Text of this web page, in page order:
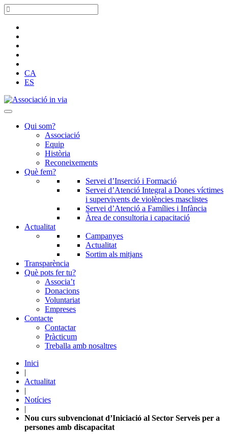
CA
ES
Qui som?
Associació
Equip
Història
Reconeixements
Què fem?
Servei d’Inserció i Formació
Servei d’Atenció Integral a Dones víctimes
i supervivents de violències masclistes
Servei d’Atenció a Famílies i Infància
Àrea de consultoria i capacitació
Actualitat
Campanyes
Actualitat
Sortim als mitjans
Transparència
Què pots fer tu?
Associa’t
Donacions
Voluntariat
Empreses
Contacte
Contactar
Pràcticum
Treballa amb nosaltres
Inici
|
Actualitat
|
Notícies
|
Nou curs subvencionat d’Iniciació al Sector Serveis per a
persones amb discapacitat